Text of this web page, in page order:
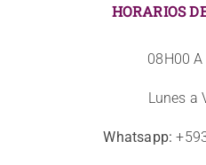
HORARIOS
08H00
Lunes a
Whatsapp: